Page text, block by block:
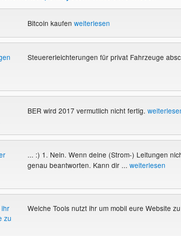
Bitcoin kaufen weiterlesen
Steuererleichterungen für privat Fahrzeuge
BER wird 2017 vermutlich nicht fertig.
... :) 1. Nein. Wenn deine (Strom-) Leitungen
genau beantworten. Kann dir ... weiterlesen
zu
Welche Tools nutzt ihr um mobil eure Website